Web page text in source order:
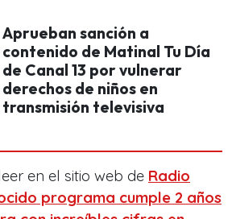
Aprueban sanción a
contenido de Matinal Tu Día
de Canal 13 por vulnerar
derechos de niños en
transmisión televisiva
en el sitio web de Radio
programa cumple 2 años